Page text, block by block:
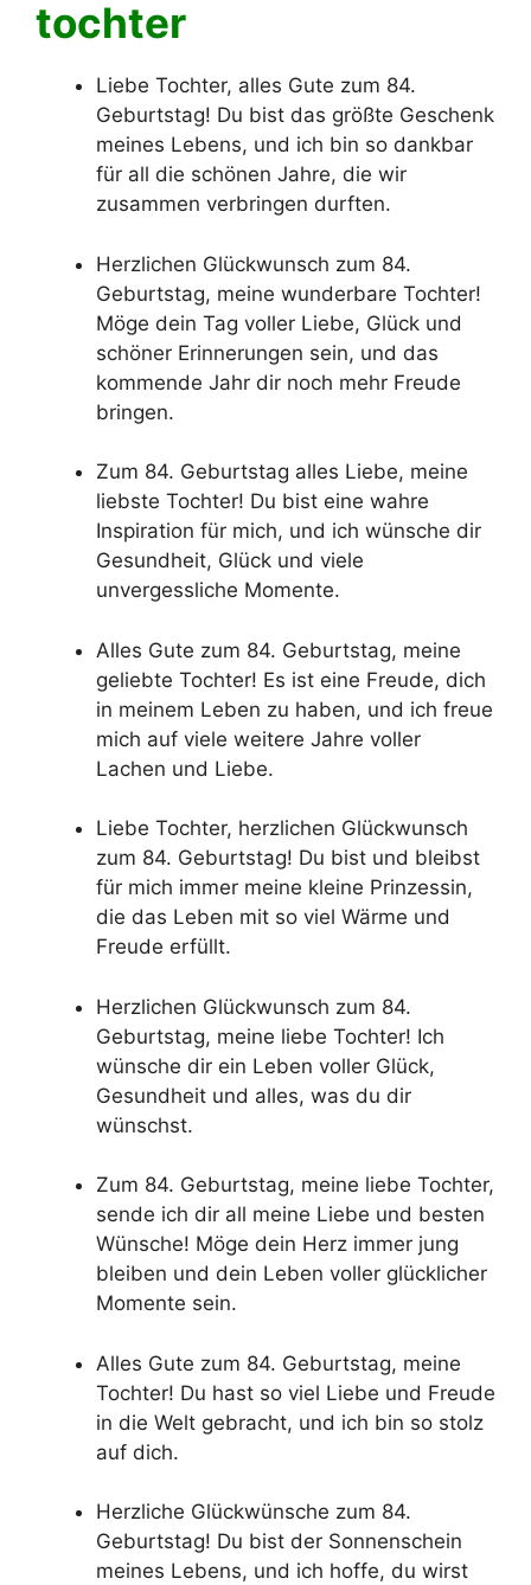
tochter
Liebe Tochter, alles Gute zum 84.
Geburtstag! Du bist das größte Geschenk
meines Lebens, und ich bin so dankbar
für all die schönen Jahre, die wir
zusammen verbringen durften.
Herzlichen Glückwunsch zum 84.
Geburtstag, meine wunderbare Tochter!
Möge dein Tag voller Liebe, Glück und
schöner Erinnerungen sein, und das
kommende Jahr dir noch mehr Freude
bringen.
Zum 84. Geburtstag alles Liebe, meine
liebste Tochter! Du bist eine wahre
Inspiration für mich, und ich wünsche dir
Gesundheit, Glück und viele
unvergessliche Momente.
Alles Gute zum 84. Geburtstag, meine
geliebte Tochter! Es ist eine Freude, dich
in meinem Leben zu haben, und ich freue
mich auf viele weitere Jahre voller
Lachen und Liebe.
Liebe Tochter, herzlichen Glückwunsch
zum 84. Geburtstag! Du bist und bleibst
für mich immer meine kleine Prinzessin,
die das Leben mit so viel Wärme und
Freude erfüllt.
Herzlichen Glückwunsch zum 84.
Geburtstag, meine liebe Tochter! Ich
wünsche dir ein Leben voller Glück,
Gesundheit und alles, was du dir
wünschst.
Zum 84. Geburtstag, meine liebe Tochter,
sende ich dir all meine Liebe und besten
Wünsche! Möge dein Herz immer jung
bleiben und dein Leben voller glücklicher
Momente sein.
Alles Gute zum 84. Geburtstag, meine
Tochter! Du hast so viel Liebe und Freude
in die Welt gebracht, und ich bin so stolz
auf dich.
Herzliche Glückwünsche zum 84.
Geburtstag! Du bist der Sonnenschein
meines Lebens, und ich hoffe, du wirst